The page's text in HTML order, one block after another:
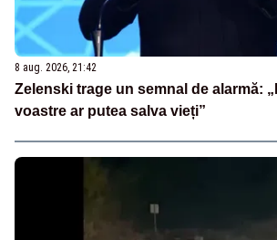
8 aug. 2026, 21:42
Zelenski trage un semnal de alarmă:
voastre ar putea salva vieți”